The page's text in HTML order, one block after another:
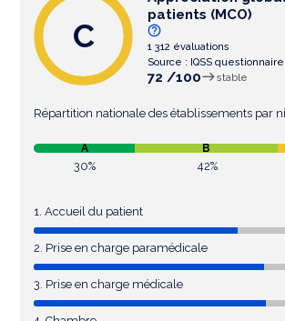
patients (MCO)
1 312 évaluations
Source : IQSS
72 /100 stable
C
Répartition nationale des établissements par
A B
30% 42%
1. Accueil du patient
2. Prise en charge paramédicale
3. Prise en charge médicale